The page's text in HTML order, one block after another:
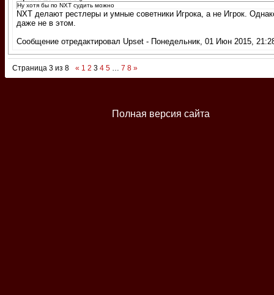
Ну хотя бы по NXT судить можно
NXT делают рестлеры и умные советники Игрока, а не Игрок.
даже не в этом.
Сообщение отредактировал Upset - Понедельник, 01 Июн 2015,
Страница 3 из 8 « 1 2 3 4 5 … 7 8 »
Полная версия сайта